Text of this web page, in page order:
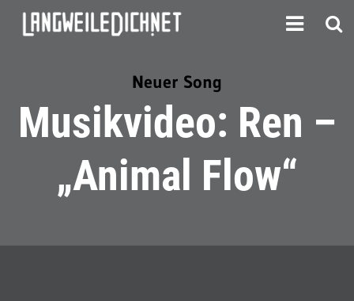
Neuer Song
Musikvideo: Ren –
„Animal Flow“